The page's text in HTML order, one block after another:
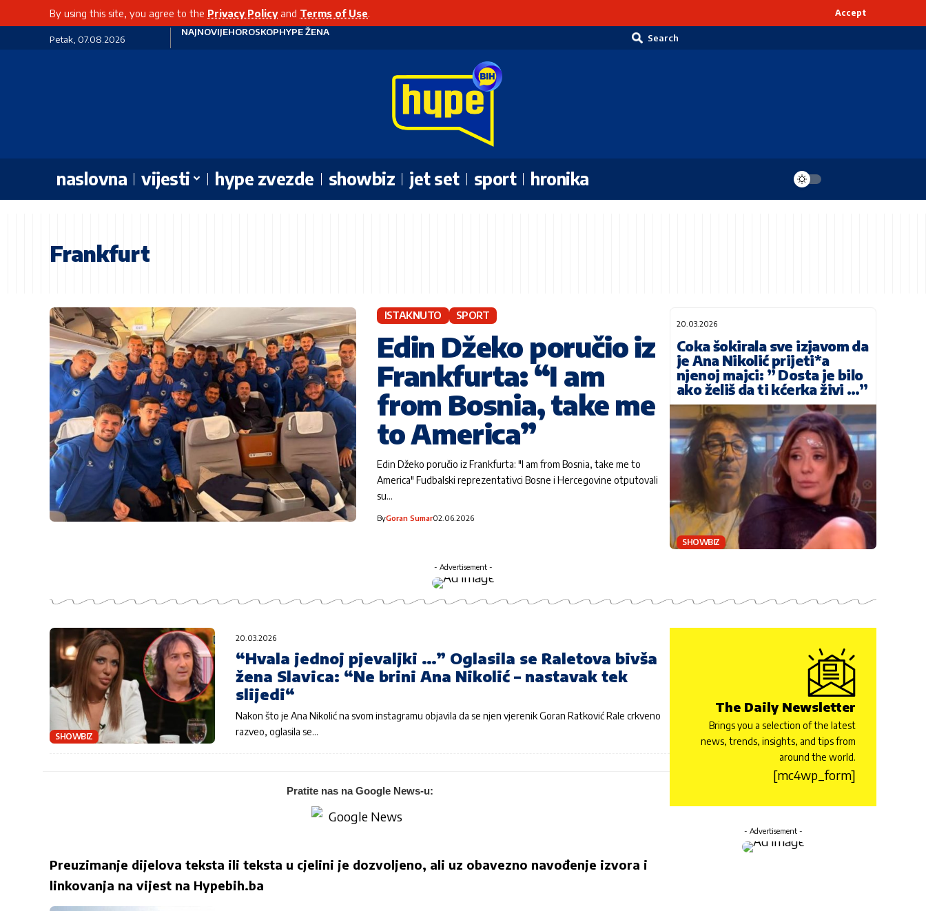
By using this site, you agree to the Privacy Policyand Terms of Use. Accept
Petak, 07.08.2026
NAJNOVIJEHOROSKOPHYPE ŽENA
Search
naslovna vijesti hype zvezde showbiz jet set sport hronika
Frankfurt
ISTAKNUTO SPORT
Edin Džeko poručio iz
Frankfurta: “I am
from Bosnia, take me
to America”
Edin Džeko poručio iz Frankfurta: "I am from Bosnia, take me to
America" Fudbalski reprezentativci Bosne i Hercegovine otputovali
su…
ByGoran Sumar02.06.2026
20.03.2026
Coka šokirala sve izjavom da
je Ana Nikolić prijeti*a
njenoj majci: ” Dosta je bilo
ako želiš da ti kćerka živi …”
SHOWBIZ
- Advertisement -
SHOWBIZ
20.03.2026
“Hvala jednoj pjevaljki …” Oglasila se Raletova bivša
žena Slavica: “Ne brini Ana Nikolić – nastavak tek
slijedi“
Nakon što je Ana Nikolić na svom instagramu objavila da se njen vjerenik Goran Ratković Rale crkveno
razveo, oglasila se…
Pratite nas na Google News-u:
Preuzimanje dijelova teksta ili teksta u cjelini je dozvoljeno, ali uz obavezno navođenje izvora i
linkovanja na vijest na Hypebih.ba
The Daily Newsletter
Brings you a selection of the latest
news, trends, insights, and tips from
around the world.
[mc4wp_form]
- Advertisement -